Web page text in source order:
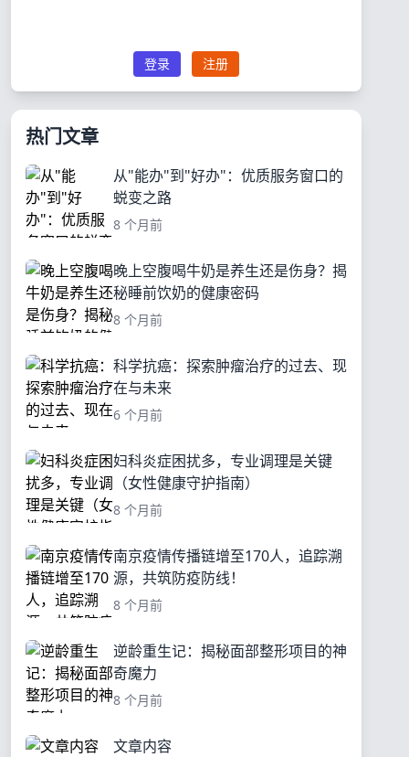
登录 注册
热门文章
从"能办"到"好办"：优质服务窗口的
蜕变之路
8 个月前
晚上空腹喝牛奶是养生还是伤身？揭
秘睡前饮奶的健康密码
8 个月前
科学抗癌：探索肿瘤治疗的过去、现
在与未来
6 个月前
妇科炎症困扰多，专业调理是关键
（女性健康守护指南）
8 个月前
南京疫情传播链增至170人，追踪溯
源，共筑防疫防线！
8 个月前
逆龄重生记：揭秘面部整形项目的神
奇魔力
8 个月前
文章内容